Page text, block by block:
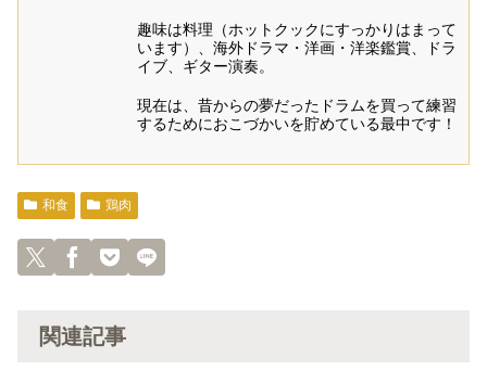
趣味は料理（ホットクックにすっかりはまって
います）、海外ドラマ・洋画・洋楽鑑賞、ドラ
イブ、ギター演奏。
現在は、昔からの夢だったドラムを買って練習
するためにおこづかいを貯めている最中です！
和食 鶏肉
関連記事